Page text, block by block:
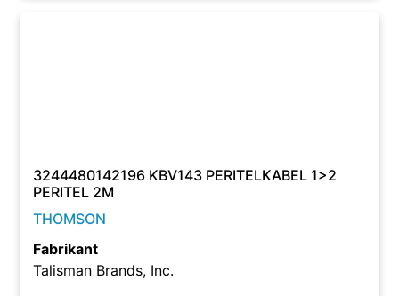
3244480142196 KBV143 PERITELKABEL 1>2
PERITEL 2M
THOMSON
Fabrikant
Talisman Brands, Inc.